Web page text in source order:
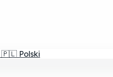
🇵🇱 Polski